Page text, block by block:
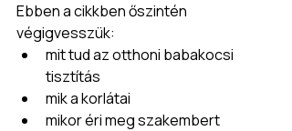
Ebben a cikkben őszintén
végigvesszük:
mit tud az otthoni babakocsi
tisztítás
mik a korlátai
mikor éri meg szakembert